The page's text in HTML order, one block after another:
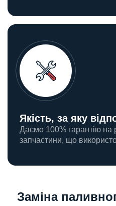
Якість, за яку
Даємо 100% гарантію на
запчастини, що
Заміна